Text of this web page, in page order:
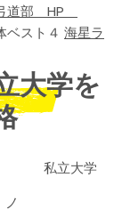
道部 HP
スト４ 海星ラ
大学を
大学
ノ